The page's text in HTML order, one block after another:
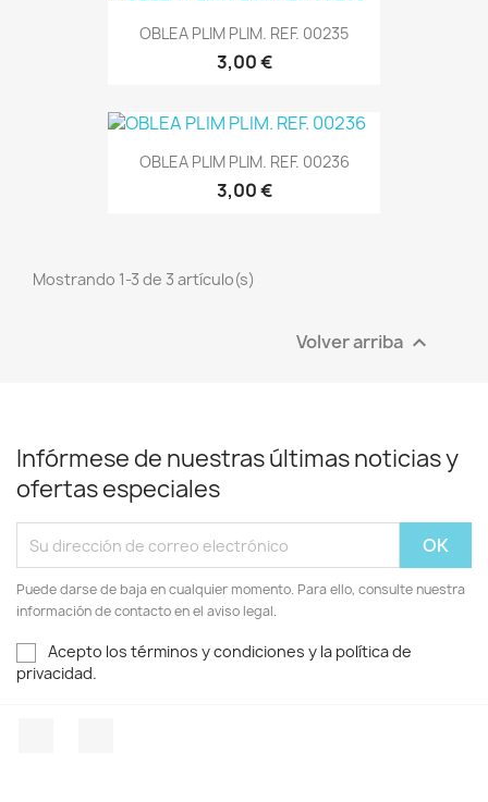
OBLEA PLIM PLIM. REF. 00235
3,00 €
OBLEA PLIM PLIM. REF. 00236
3,00 €
Mostrando 1-3 de 3 artículo(s)
Volver arriba 
Infórmese de nuestras últimas noticias y
ofertas especiales
Puede darse de baja en cualquier momento. Para ello, consulte nuestra
información de contacto en el aviso legal.
Acepto los términos y condiciones y la política de
privacidad.